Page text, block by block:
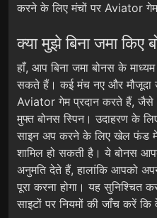
करने के लिए मंचों पर Aviator
क्या मुझे बिना जमा किए
हाँ, आप बिना जमा बोनस के
सकते हैं। कई मंच नए और मौजूदा
Aviator गेम प्रदान करते हैं, जैसे
मुफ्त बोनस स्पिन। उदाहरण के
साइन अप करने के लिए खेल फंड में
शामिल हो सकती है। ये बोनस
अनुमति देते हैं, हालांकि आपको
पूरा करना होगा। यह
साइटों पर नियमों की जाँच करें कि